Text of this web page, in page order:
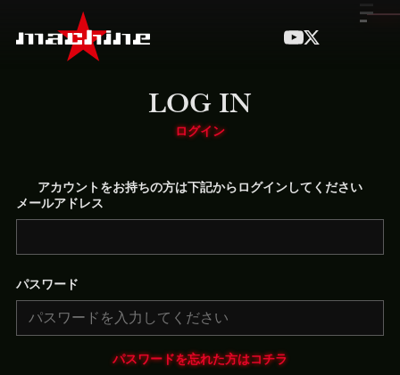
LOG IN
ログイン
アカウントをお持ちの方は下記からログインしてください
メールアドレス
パスワード
パスワードを忘れた方はコチラ